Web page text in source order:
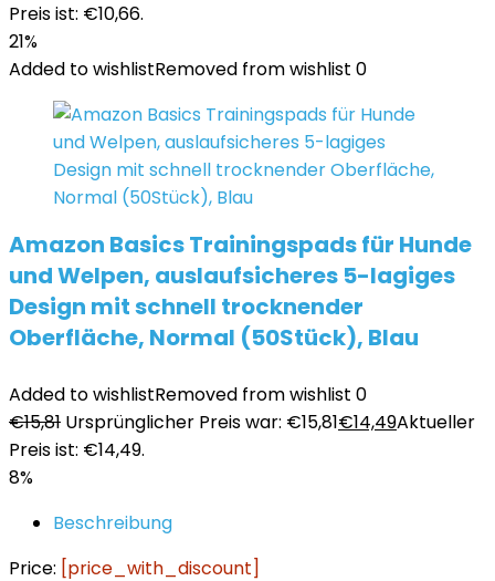
Preis ist: €10,66.
21%
Added to wishlistRemoved from wishlist 0
Amazon Basics Trainingspads für Hunde
und Welpen, auslaufsicheres 5-lagiges
Design mit schnell trocknender
Oberfläche, Normal (50Stück), Blau
Added to wishlistRemoved from wishlist 0
€15,81 Ursprünglicher Preis war: €15,81€14,49Aktueller
Preis ist: €14,49.
8%
Beschreibung
Price: [price_with_discount]